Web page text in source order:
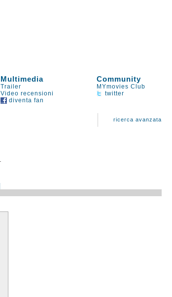
Multimedia Community
Trailer
MYmovies Club
Video recensioni
twitter
diventa fan
ricerca avanzata